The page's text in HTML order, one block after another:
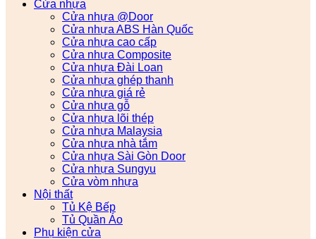
Cửa nhựa
Cửa nhựa @Door
Cửa nhựa ABS Hàn Quốc
Cửa nhựa cao cấp
Cửa nhựa Composite
Cửa nhựa Đài Loan
Cửa nhựa ghép thanh
Cửa nhựa giá rẻ
Cửa nhựa gỗ
Cửa nhựa lõi thép
Cửa nhựa Malaysia
Cửa nhựa nhà tắm
Cửa nhựa Sài Gòn Door
Cửa nhựa Sungyu
Cửa vòm nhựa
Nội thất
Tủ Kệ Bếp
Tủ Quần Áo
Phụ kiện cửa